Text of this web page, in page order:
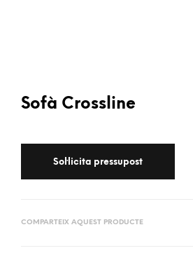
Sofà Crossline
COMPARTEIX AQUEST PRODUCTE